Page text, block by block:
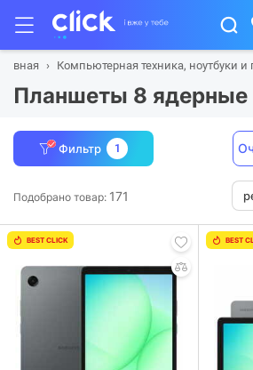
Компьютерная техника, ноутбуки
Планшеты 8 ядерные
Фильтр 1
Подобрано товар: 171
BEST CLICK BEST